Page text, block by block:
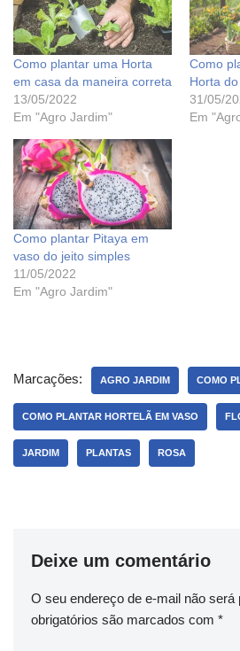
Como plantar uma Horta
em casa da maneira correta
13/05/2022
Em "Agro Jardim"
Como
Horta
31/05/
Em
Como plantar Pitaya em
vaso do jeito simples
11/05/2022
Em "Agro Jardim"
Marcações: AGRO JARDIM COMO
COMO PLANTAR HORTELÃ EM VASO
JARDIM PLANTAS ROSA
Deixe um comentário
O seu endereço de e-mail não será
obrigatórios são marcados com *